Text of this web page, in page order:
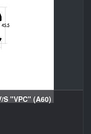
S "VPC" (A60)